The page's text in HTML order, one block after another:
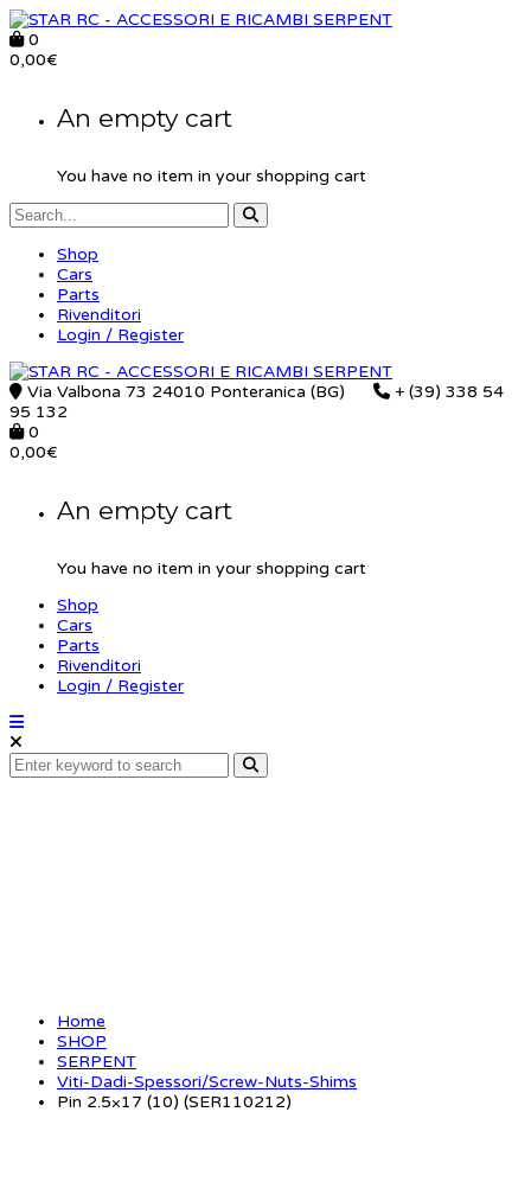
0
0,00€
An empty cart
You have no item in your shopping cart
Shop
Cars
Parts
Rivenditori
Login / Register
Via Valbona 73 24010 Ponteranica (BG)
+ (39) 338 54
95 132
0
0,00€
An empty cart
You have no item in your shopping cart
Shop
Cars
Parts
Rivenditori
Login / Register
Home
SHOP
SERPENT
Viti-Dadi-Spessori/Screw-Nuts-Shims
Pin 2.5×17 (10) (SER110212)